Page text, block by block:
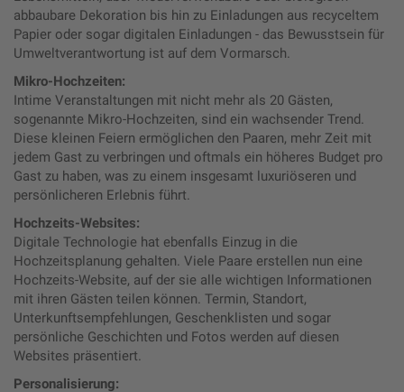
abbaubare Dekoration bis hin zu Einladungen aus recyceltem
Papier oder sogar digitalen Einladungen - das Bewusstsein für
Umweltverantwortung ist auf dem Vormarsch.
Mikro-Hochzeiten:
Intime Veranstaltungen mit nicht mehr als 20 Gästen,
sogenannte Mikro-Hochzeiten, sind ein wachsender Trend.
Diese kleinen Feiern ermöglichen den Paaren, mehr Zeit mit
jedem Gast zu verbringen und oftmals ein höheres Budget pro
Gast zu haben, was zu einem insgesamt luxuriöseren und
persönlicheren Erlebnis führt.
Hochzeits-Websites:
Digitale Technologie hat ebenfalls Einzug in die
Hochzeitsplanung gehalten. Viele Paare erstellen nun eine
Hochzeits-Website, auf der sie alle wichtigen Informationen
mit ihren Gästen teilen können. Termin, Standort,
Unterkunftsempfehlungen, Geschenklisten und sogar
persönliche Geschichten und Fotos werden auf diesen
Websites präsentiert.
Personalisierung: